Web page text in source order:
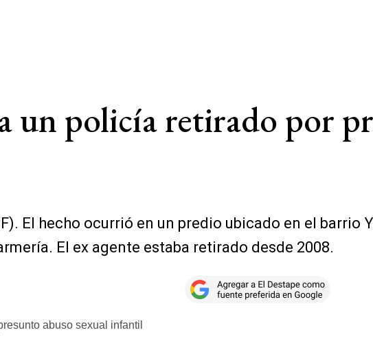
un policía retirado por
El hecho ocurrió en un predio ubicado en el barrio
El ex agente estaba retirado desde 2008.